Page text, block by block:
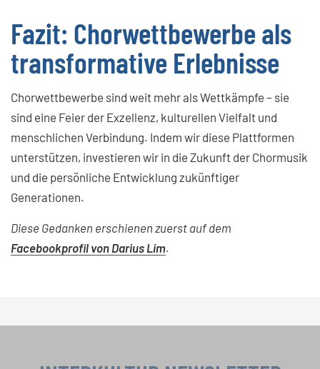
Fazit: Chorwettbewerbe als
transformative Erlebnisse
Chorwettbewerbe sind weit mehr als Wettkämpfe – sie
sind eine Feier der Exzellenz, kulturellen Vielfalt und
menschlichen Verbindung. Indem wir diese Plattformen
unterstützen, investieren wir in die Zukunft der Chormusik
und die persönliche Entwicklung zukünftiger
Generationen.
Diese Gedanken erschienen zuerst auf dem
Facebookprofil von Darius Lim.